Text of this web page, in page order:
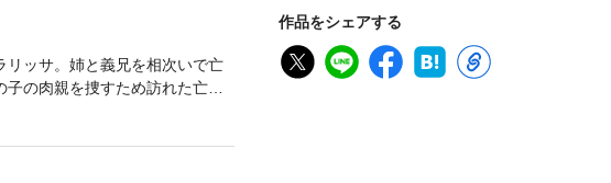
作品をシェアする
ッサ。姉と義兄を相次いで亡
の肉親を捜すため訪れた亡き
と彼はこの国の王子――実はビ